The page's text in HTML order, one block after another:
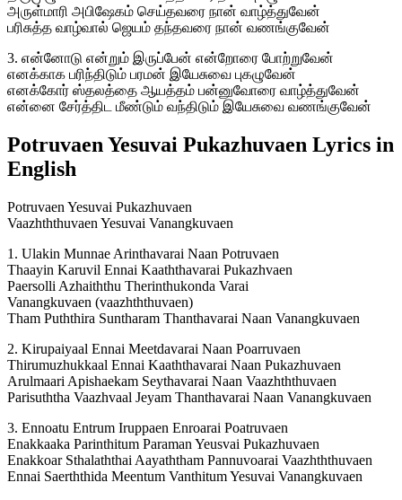
அருள்மாரி அபிஷேகம் செய்தவரை நான் வாழ்த்துவேன்
பரிசுத்த வாழ்வால் ஜெயம் தந்தவரை நான் வணங்குவேன்
3. என்னோடு என்றும் இருப்பேன் என்றோரை போற்றுவேன்
எனக்காக பரிந்திடும் பரமன் இயேசுவை புகழுவேன்
எனக்கோர் ஸ்தலத்தை ஆயத்தம் பன்னுவோரை வாழ்த்துவேன்
என்னை சேர்த்திட மீண்டும் வந்திடும் இயேசுவை வணங்குவேன்
Potruvaen Yesuvai Pukazhuvaen Lyrics in
English
Potruvaen Yesuvai Pukazhuvaen
Vaazhththuvaen Yesuvai Vanangkuvaen
1. Ulakin Munnae Arinthavarai Naan Potruvaen
Thaayin Karuvil Ennai Kaaththavarai Pukazhvaen
Paersolli Azhaiththu Therinthukonda Varai
Vanangkuvaen (vaazhththuvaen)
Tham Puththira Suntharam Thanthavarai Naan Vanangkuvaen
2. Kirupaiyaal Ennai Meetdavarai Naan Poarruvaen
Thirumuzhukkaal Ennai Kaaththavarai Naan Pukazhuvaen
Arulmaari Apishaekam Seythavarai Naan Vaazhththuvaen
Parisuththa Vaazhvaal Jeyam Thanthavarai Naan Vanangkuvaen
3. Ennoatu Entrum Iruppaen Enroarai Poatruvaen
Enakkaaka Parinthitum Paraman Yeusvai Pukazhuvaen
Enakkoar Sthalaththai Aayaththam Pannuvoarai Vaazhththuvaen
Ennai Saerththida Meentum Vanthitum Yesuvai Vanangkuvaen